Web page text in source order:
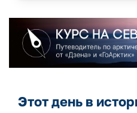
Этот день в